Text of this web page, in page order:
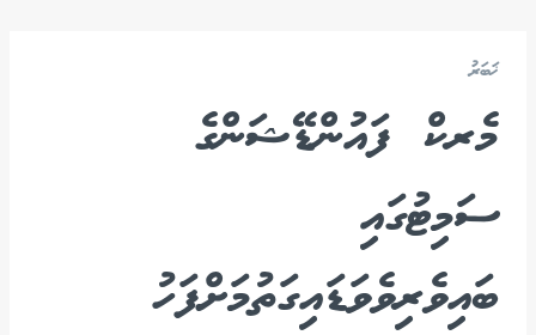
ޚަބަރު
މެރކް ފައުންޑޭޝަންގެ
ސަމިޓުގައި
ބައިވެރިވެވަޑައިގަތުމަށްފަހު